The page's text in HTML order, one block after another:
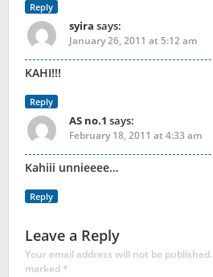
Reply
syira says:
January 26, 2011 at 5:12 am
KAHI!!!
Reply
AS no.1 says:
February 18, 2011 at 4:33 am
Kahiii unnieeee…
Reply
Leave a Reply
Your email address will not be published.
marked*